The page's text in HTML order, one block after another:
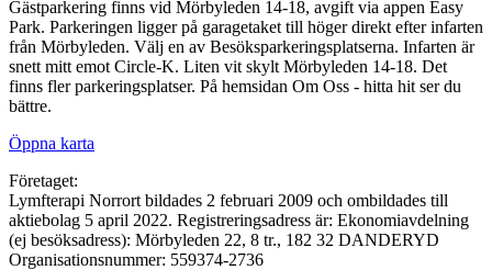
Gästparkering finns vid Mörbyleden 14-18, avgift via appen Easy
Park. Parkeringen ligger på garagetaket till höger direkt efter infarten
från Mörbyleden. Välj en av Besöksparkeringsplatserna. Infarten är
snett mitt emot Circle-K. Liten vit skylt Mörbyleden 14-18. Det
finns fler parkeringsplatser. På hemsidan Om Oss - hitta hit ser du
bättre.
Öppna karta
Företaget:
Lymfterapi Norrort bildades 2 februari 2009 och ombildades till
aktiebolag 5 april 2022. Registreringsadress är: Ekonomiavdelning
(ej besöksadress): Mörbyleden 22, 8 tr., 182 32 DANDERYD
Organisationsnummer: 559374-2736